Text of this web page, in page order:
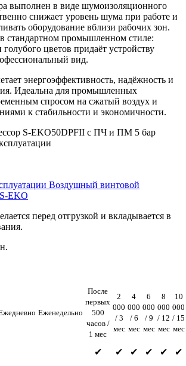
выполнен в виде шумоизоляционного
снижает уровень шума при работе и
оборудование вблизи рабочих зон.
стандартном промышленном стиле:
голубого цветов придаёт устройству
вид.
энергоэффективность, надёжность и
Идеальна для промышленных
спросом на сжатый воздух и
к стабильности и экономичности.
S-EKO50DPFII с ПЧ и ПМ 5 бар
Воздушный винтовой
EKO
перед отгрузкой и вкладывается в
Еженедельно
После
первых
500
часов /
1 мес
2
000
/ 3
мес
4
000
/ 6
мес
6
000
/ 9
мес
8
000
/ 12
мес
10
000
/ 15
мес
✔ ✔ ✔ ✔ ✔ ✔